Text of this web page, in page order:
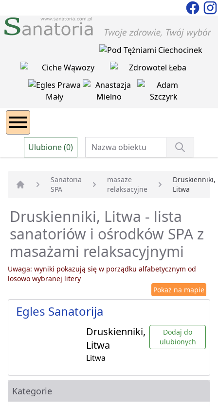
Ulubione (0)
Strona główna
Sanatoria
SPA
masaże
relaksacyjne
Druskienniki,
Litwa
Druskienniki, Litwa - lista
sanatoriów i ośrodków SPA z
masażami relaksacyjnymi
Uwaga: wyniki pokazują się w porządku alfabetycznym od
losowo wybranej litery
Pokaż na mapie
Egles Sanatorija
Druskienniki,
Litwa
Litwa
Dodaj do
ulubionych
Kategorie